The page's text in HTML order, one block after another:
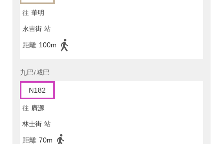
往 華明
永吉街 站
距離 100m
九巴/城巴
N182
往 廣源
林士街 站
距離 70m